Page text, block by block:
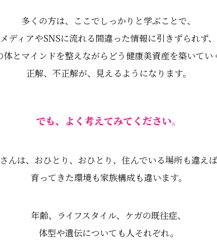
多くの方は、ここでしっかりと学ぶことで、
メディアやSNSに流れる間違った情報に引きずられず、
体とマインドを整えながらどう健康美資産を築いてい
正解、不正解が、見えるようになります。
でも、よく考えてみてください。
んは、おひとり、おひとり、住んでいる場所も違え
育ってきた環境も家族構成も違います。
年齢、ライフスタイル、ケガの既往症、
体型や遺伝についても人それぞれ。